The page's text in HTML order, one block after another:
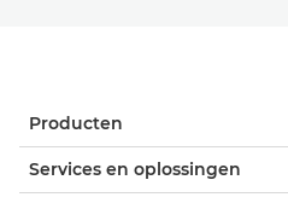
Producten
Services en oplossingen